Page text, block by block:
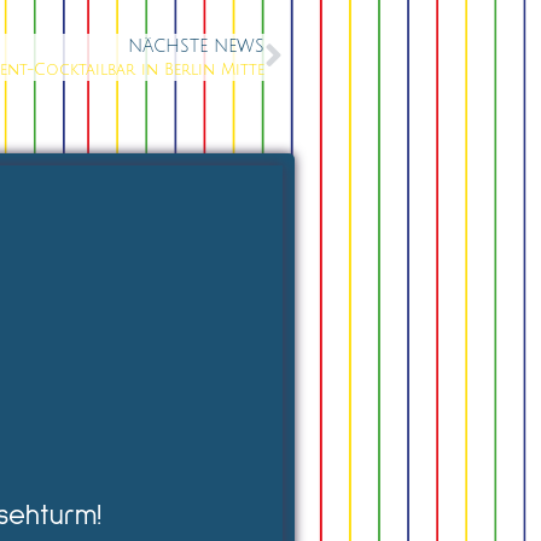
NÄCHSTE NEWS
Cocktailbar in Berlin Mitte